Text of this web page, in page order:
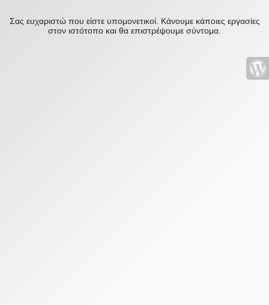
Σας ευχαριστώ που είστε υπομονετικοί. Κάνουμε κάποιες εργασίες
στον ιστότοπο και θα επιστρέψουμε σύντομα.